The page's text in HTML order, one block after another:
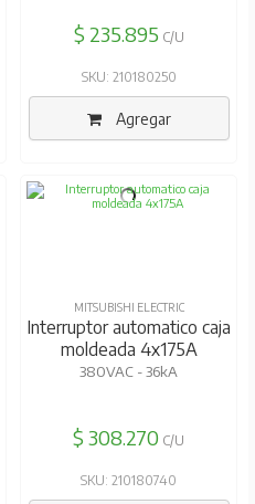
$ 235.895 C/U
SKU: 210180250
Agregar
MITSUBISHI ELECTRIC
Interruptor automatico caja
moldeada 4x175A
380VAC - 36kA
$ 308.270 C/U
SKU: 210180740